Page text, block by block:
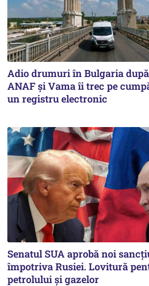
Adio drumuri în Bulgaria
ANAF și Vama îi trec pe
un registru electronic
Senatul SUA aprobă noi
împotriva Rusiei. Lovitură
petrolului și gazelor